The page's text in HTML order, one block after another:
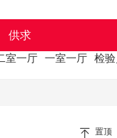
供求
室一厅 一室一厅 检
置顶